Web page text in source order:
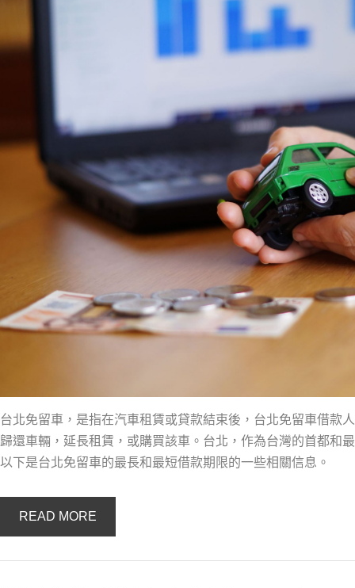
台北免留車，是指在汽車租賃或貸款結束後，台北免留車借款
歸還車輛，延長租賃，或購買該車。台北，作為台灣的首都和
以下是台北免留車的最長和最短借款期限的一些相關信息。
READ MORE